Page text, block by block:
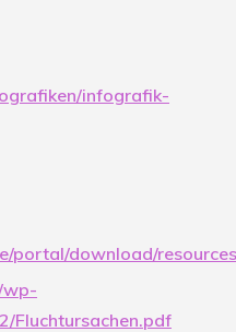
infografik-
portal/download/
wp-
Fluchtursachen.pdf